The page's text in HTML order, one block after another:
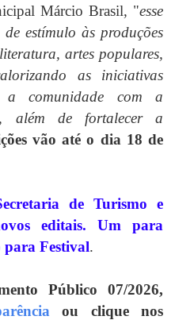
Márcio Brasil, "esse
estímulo às produções
artes populares,
as iniciativas
a comunidade com a
além de fortalecer a
vão até o dia 18 de
de Turismo e
editais. Um para
Festival.
Público 07/2026,
ou clique nos